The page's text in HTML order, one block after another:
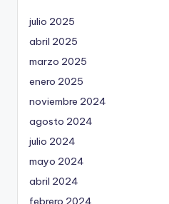
julio 2025
abril 2025
marzo 2025
enero 2025
noviembre 2024
agosto 2024
julio 2024
mayo 2024
abril 2024
febrero 2024